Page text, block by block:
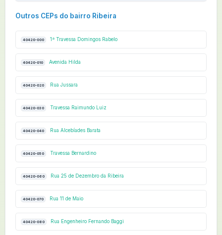
Outros CEPs do bairro Ribeira
40420-000 1ª Travessa Domingos Rabelo
40420-010 Avenida Hilda
40420-020 Rua Jussara
40420-030 Travessa Raimundo Luiz
40420-040 Rua Alcebíades Barata
40420-050 Travessa Bernardino
40420-060 Rua 25 de Dezembro da Ribeira
40420-070 Rua 11 de Maio
40420-080 Rua Engenheiro Fernando Baggi